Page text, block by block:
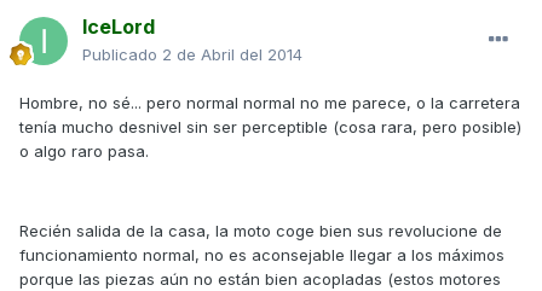
IceLord
Publicado 2 de Abril del 2014
Hombre, no sé... pero normal normal no me parece, o la carretera
tenía mucho desnivel sin ser perceptible (cosa rara, pero posible)
o algo raro pasa.
Recién salida de la casa, la moto coge bien sus revolucione de
funcionamiento normal, no es aconsejable llegar a los máximos
porque las piezas aún no están bien acopladas (estos motores